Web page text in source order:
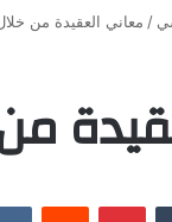
/ معاني العقيدة من
بينتيريست